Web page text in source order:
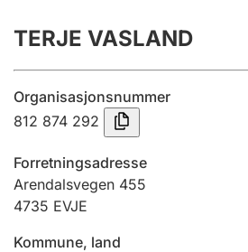
Årsrekneskap
Innsending og forseinkingsgebyr
Tinglysing
Jeger
TERJE VASLAND
Organisasjonsnummer
812 874 292
Forretningsadresse
Arendalsvegen 455
4735 EVJE
Kommune, land